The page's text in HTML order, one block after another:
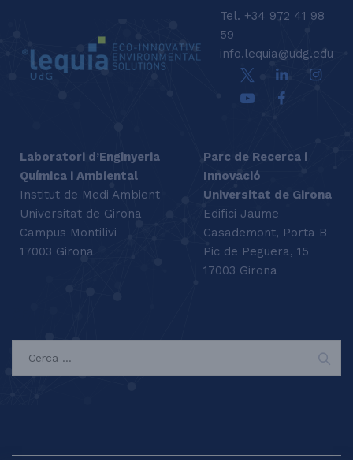
Tel. +34 972 41 98
59
info.lequia@udg.edu
Laboratori d’Enginyeria
Química i Ambiental
Institut de Medi Ambient
Universitat de Girona
Campus Montilivi
17003 Girona
Parc de Recerca i
Innovació
Universitat de Girona
Edifici Jaume
Casademont, Porta B
Pic de Peguera, 15
17003 Girona